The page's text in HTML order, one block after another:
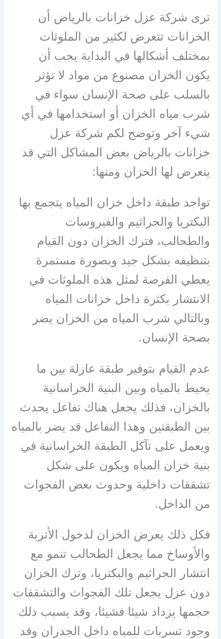
ترى شركة عزل خزانات بالرياض أن
الخزانات تتعرض لكثير من الملوثات
بمختلف أشكالها في البداية يجب أن
يكون الخزان مصنوع من مواد لا تؤثر
بالسلب على صحة الإنسان سواء في
شرب مياه الخزان أو استخدامها في أي
شيء آخر وتوضح لكم شركة عزل
خزانات بالرياض بعض المشاكل التي قد
يتعرض لها الخزان ومنها:
تواجد طبقة داخل خزان المياه يتجمع بها
البكتريا والجراثيم والفيروسات
والطحالب، فترك الخزان دون القيام
بتنظيفه بشكل جيد وبصورة مستمرة
يعطي الفرصة لمثل هذه الملوثات في
الانتشار بكثرة داخل خزانات المياه
وبالتالي شرب المياه من الخزان يضر
بصحة الإنسان.
عدم القيام بتوفير طبقة عازلة بين ما
يحيط بالمياه وبين البنية الخراسانية
بالخزان، فذلك يجعل هناك تفاعل يحدث
بين الطبقتين وهذا التفاعل قد يضر بالمياه
ويعمل على تآكل الطبقة الخراسانية في
بنية خزان المياه ويكون على شكل
تشققات داخلية وحدوث بعض الفجوات
من الداخل.
فكل ذلك يعرض الخزان لدخول الأتربة
والأوساخ مما يجعل الطحالب تنمو مع
انتشار الجراثيم والبكتريا، وترك الخزان
دون عزل يجعل تلك الفجوات والتشققات
حجمها يزداد شيئا فشيئا، وقد يسبب ذلك
وجود تسربات للمياه داخل الجدران وقد